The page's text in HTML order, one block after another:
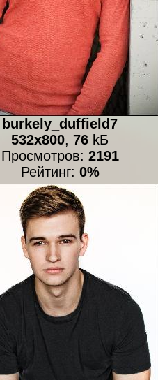
burkely_duffield7
532x800, 76 kБ
Просмотров: 2191
Рейтинг: 0%